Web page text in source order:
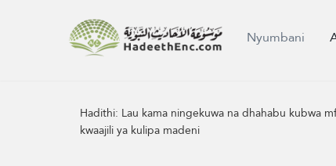
Nyumbani
Hadithi: Lau kama ningekuwa na dhahabu kubwa
kwaajili ya kulipa madeni